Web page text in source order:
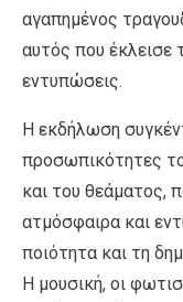
αγαπημένος
αυτός που έκλεισε
εντυπώσεις.
Η εκδήλωση
προσωπικότητες
και του θεάματος,
ατμόσφαιρα και
ποιότητα και τη
Η μουσική, οι